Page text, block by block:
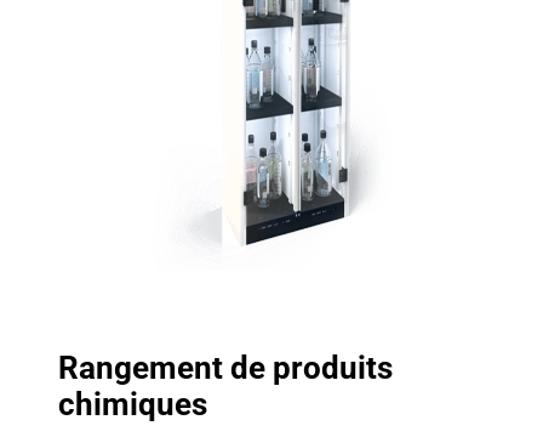
Rangement de produits
chimiques